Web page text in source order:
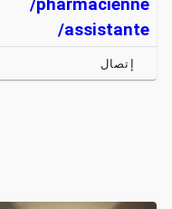
/pharmacienne
assistante/
إتصال